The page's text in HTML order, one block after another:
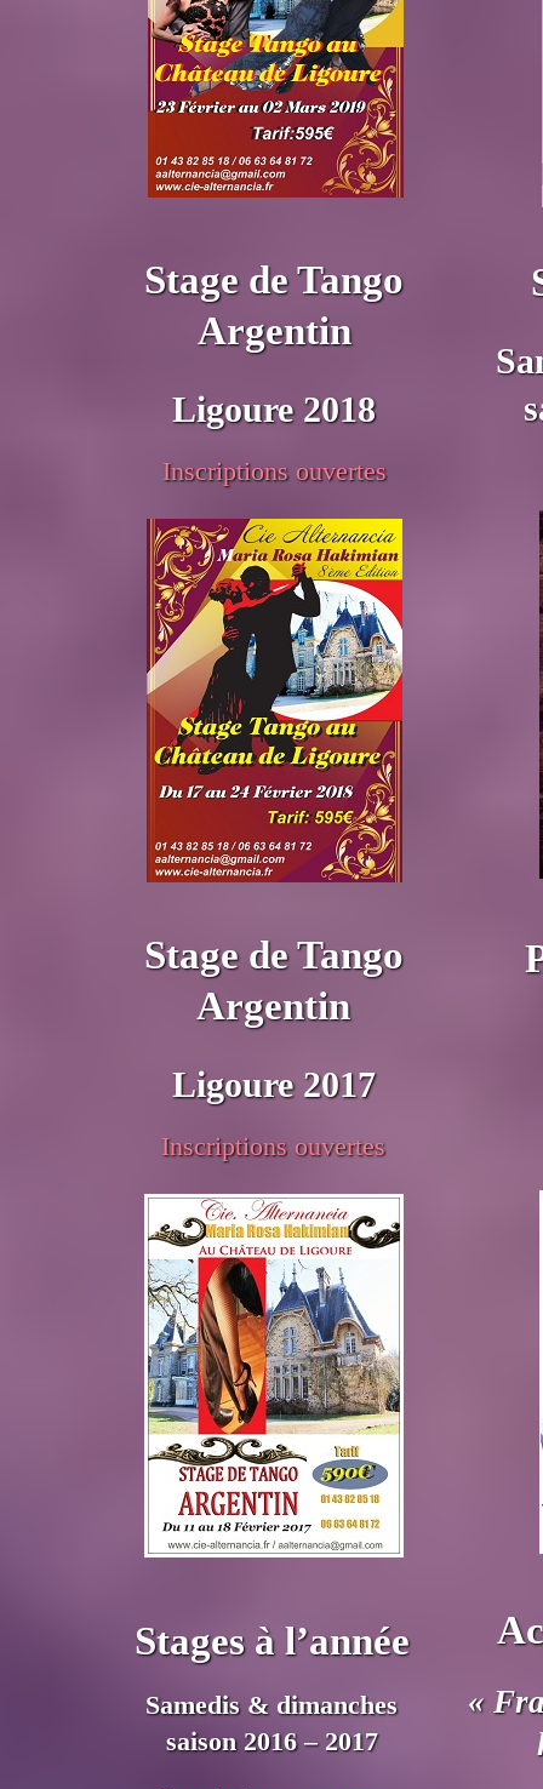
Stage de Tango
Argentin
Ligoure 2018
Inscriptions ouvertes
Stage de Tango
Argentin
Ligoure 2017
Inscriptions ouvertes
Stages à l’année
Samedis & dimanches
saison 2016 – 2017
«